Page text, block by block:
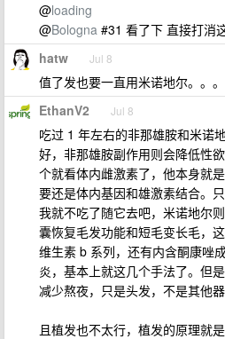
@loading
@Bologna #31 看了下 直接打消
hatw Jul 8
值了发也要一直用米诺地尔。。。
EthanV2 Jul 8
吃过 1 年左右的非那雄胺和米诺
好，非那雄胺副作用则会降低性
个就看体内雌激素了，他本身就
要还是体内基因和雄激素结合。
我就不吃了随它去吧，米诺地尔
囊恢复毛发功能和短毛变长毛，
维生素 b 系列，还有内含酮康唑
炎，基本上就这几个手法了。但
减少熬夜，只是头发，不是其他
且植发也不太行，植发的原理就